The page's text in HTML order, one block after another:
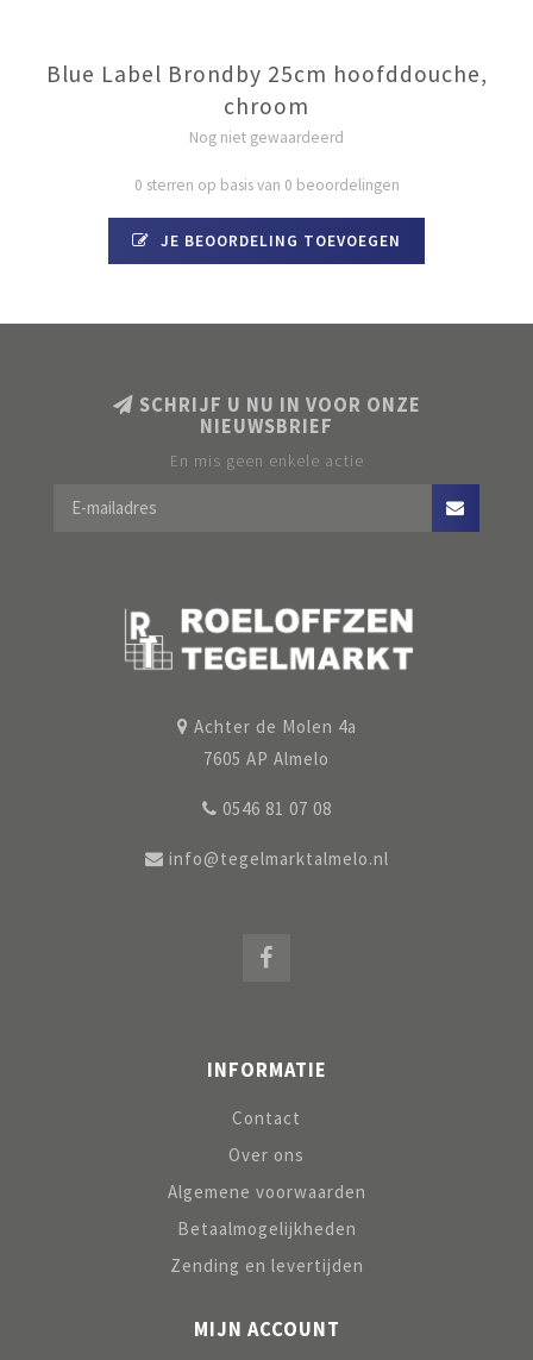
Blue Label Brondby 25cm hoofddouche,
chroom
Nog niet gewaardeerd
0 sterren op basis van 0 beoordelingen
JE BEOORDELING TOEVOEGEN
SCHRIJF U NU IN VOOR ONZE
NIEUWSBRIEF
En mis geen enkele actie
Achter de Molen 4a
7605 AP Almelo
0546 81 07 08
info@tegelmarktalmelo.nl
INFORMATIE
Contact
Over ons
Algemene voorwaarden
Betaalmogelijkheden
Zending en levertijden
MIJN ACCOUNT